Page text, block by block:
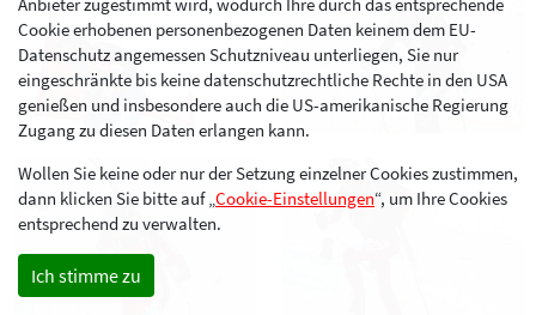
Cookie erhobenen personenbezogenen Daten keinem dem EU-
Datenschutz angemessen Schutzniveau unterliegen, Sie nur
eingeschränkte bis keine datenschutzrechtliche Rechte in den USA
genießen und insbesondere auch die US-amerikanische Regierung
Zugang zu diesen Daten erlangen kann.
Wollen Sie keine oder nur der Setzung einzelner Cookies zustimmen,
dann klicken Sie bitte auf „Cookie-Einstellungen“, um Ihre Cookies
entsprechend zu verwalten.
Ich stimme zu